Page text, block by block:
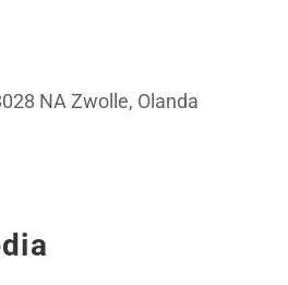
NA Zwolle, Olanda